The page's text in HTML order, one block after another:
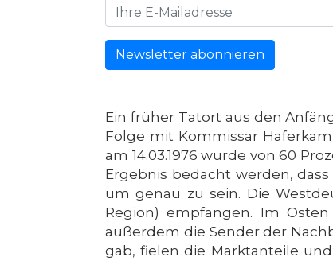
Newsletter abonnieren
Ein früher Tatort aus den
Folge mit Kommissar
am 14.03.1976 wurde von 60
Ergebnis bedacht werden,
um genau zu sein. Die
Region) empfangen. Im
außerdem die Sender der
gab, fielen die Marktanteile